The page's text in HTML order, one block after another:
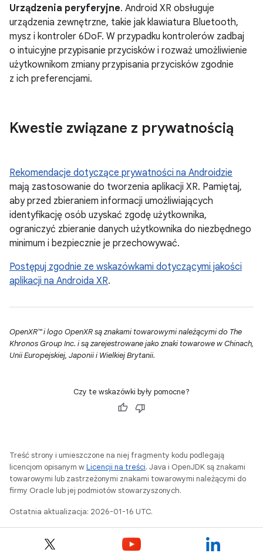
Urządzenia peryferyjne. Android XR obsługuje
urządzenia zewnętrzne, takie jak klawiatura Bluetooth,
mysz i kontroler 6DoF. W przypadku kontrolerów zadbaj
o intuicyjne przypisanie przycisków i rozważ umożliwienie
użytkownikom zmiany przypisania przycisków zgodnie
z ich preferencjami.
Kwestie związane z prywatnością
Rekomendacje dotyczące prywatności na Androidzie
mają zastosowanie do tworzenia aplikacji XR. Pamiętaj,
aby przed zbieraniem informacji umożliwiających
identyfikację osób uzyskać zgodę użytkownika,
ograniczyć zbieranie danych użytkownika do niezbędnego
minimum i bezpiecznie je przechowywać.
Postępuj zgodnie ze wskazówkami dotyczącymi jakości
aplikacji na Androida XR.
OpenXR™ i logo OpenXR są znakami towarowymi należącymi do The
Khronos Group Inc. i są zarejestrowane jako znaki towarowe w Chinach,
Unii Europejskiej, Japonii i Wielkiej Brytanii.
Czy te wskazówki były pomocne?
Treść strony i umieszczone na niej fragmenty kodu podlegają
licencjom opisanym wLicencji na treści. Java i OpenJDK są znakami
towarowymi lub zastrzeżonymi znakami towarowymi należącymi do
firmy Oracle lub jej podmiotów stowarzyszonych.
Ostatnia aktualizacja: 2026-01-16 UTC.